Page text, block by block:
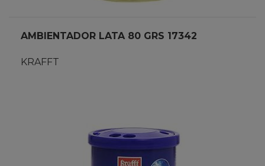
AMBIENTADOR LATA 80 GRS 17342
KRAFFT